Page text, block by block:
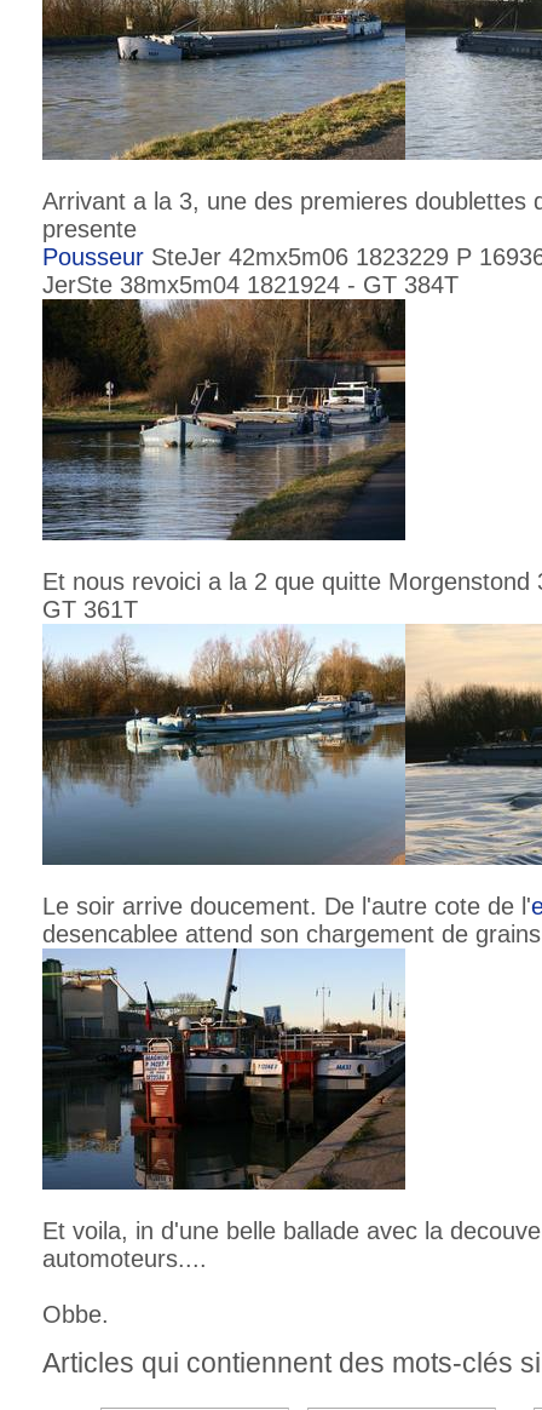
Arrivant a la 3, une des premieres doublettes
presente
Pousseur SteJer 42mx5m06 1823229 P
JerSte 38mx5m04 1821924 - GT 384T
Et nous revoici a la 2 que quitte Morgenstond
GT 361T
Le soir arrive doucement. De l'autre cote de l'
desencablee attend son chargement de
Et voila, in d'une belle ballade avec la
automoteurs....
Obbe.
Articles qui contiennent des mots-clés